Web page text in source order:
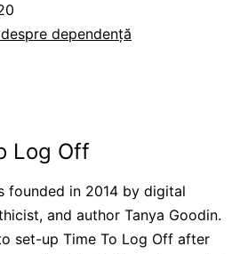
dependență
Log Off
founded in 2014 by digital
and author Tanya Goodin.
set-up Time To Log Off after